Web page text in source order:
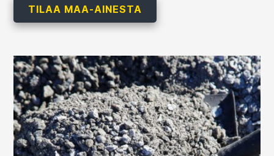
TILAA MAA-AINESTA